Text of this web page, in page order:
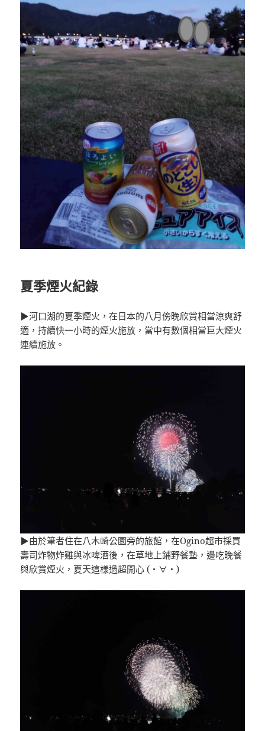
夏季煙火紀錄
▶河口湖的夏季煙火，在日本的八月傍晚欣賞相當涼爽舒
適，持續快一小時的煙火施放，當中有數個相當巨大煙火
連續施放。
▶由於筆者住在八木崎公園旁的旅館，在Ogino超市採買
壽司炸物炸雞與冰啤酒後，在草地上鋪野餐墊，邊吃晚餐
與欣賞煙火，夏天這樣過超開心 (・∀・)